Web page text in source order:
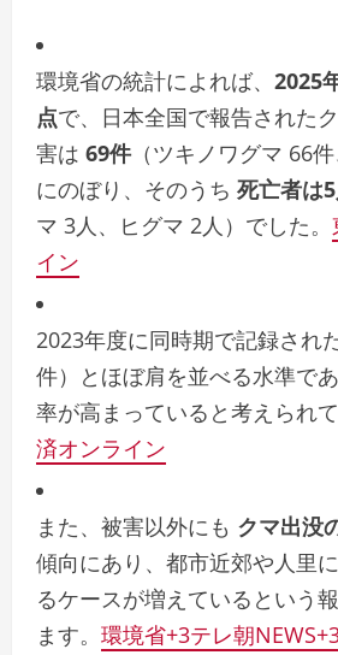
環境省の統計によれば、 2025
点で、日本全国で報告された
害は 69件（ツキノワグマ 66件
にのぼり、そのうち 死亡者は
マ 3人、ヒグマ 2人）でした。
イン
2023年度に同時期で記録され
件）とほぼ肩を並べる水準で
率が高まっていると考えられて
済オンライン
また、被害以外にも クマ出没
傾向にあり、都市近郊や人里
るケースが増えているという
ます。 環境省+3テレ朝NEWS